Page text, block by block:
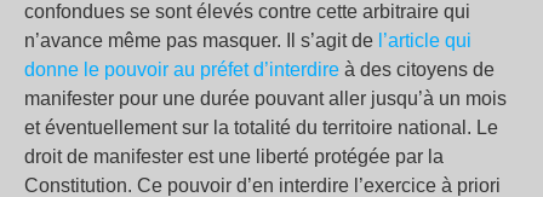
confondues se sont élevés contre cette arbitraire qui
n’avance même pas masquer. Il s’agit de l’article qui
donne le pouvoir au préfet d’interdire à des citoyens de
manifester pour une durée pouvant aller jusqu’à un mois
et éventuellement sur la totalité du territoire national. Le
droit de manifester est une liberté protégée par la
Constitution. Ce pouvoir d’en interdire l’exercice à priori